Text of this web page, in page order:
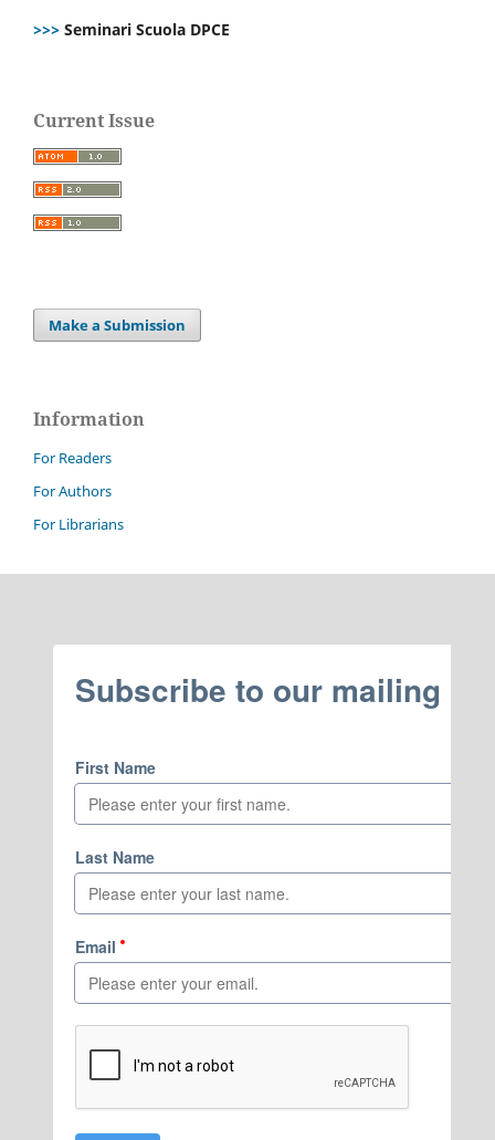
>>> Seminari Scuola DPCE
Current Issue
Make a Submission
Information
For Readers
For Authors
For Librarians